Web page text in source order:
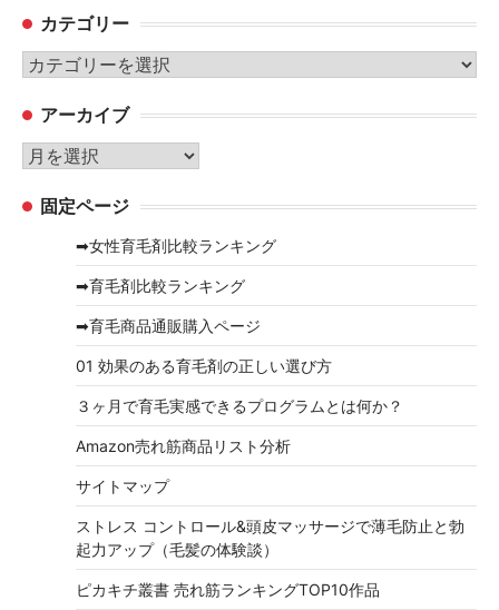
カテゴリー
カ
ゴ
リ
ー
アーカイブ
ア
カ 固定ページ
➡女性育毛剤比較ランキング
➡育毛剤比較ランキング
➡育毛商品通販購入ページ
01 効果のある育毛剤の正しい選び方
３ヶ月で育毛実感できるプログラムとは何か？
Amazon売れ筋商品リスト分析
サイトマップ
ストレス コントロール&頭皮マッサージで薄毛防止と勃
起力アップ（毛髪の体験談）
ピカキチ叢書 売れ筋ランキングTOP10作品